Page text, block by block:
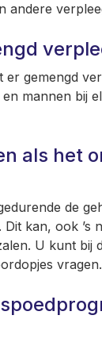
andere
gemengd
mannen bij
als het
de
kan, ook ’s
U kunt bij
vragen.